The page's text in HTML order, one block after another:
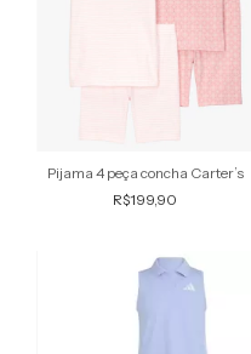
Pijama 4 peça concha Carter’s
R$199,90